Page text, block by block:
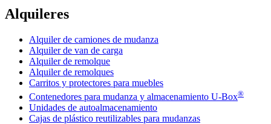
Alquileres
Alquiler de camiones de mudanza
Alquiler de van de carga
Alquiler de remolque
Alquiler de remolques
Carritos y protectores para muebles
Contenedores para mudanza y almacenamiento U-Box®
Unidades de autoalmacenamiento
Cajas de plástico reutilizables para mudanzas